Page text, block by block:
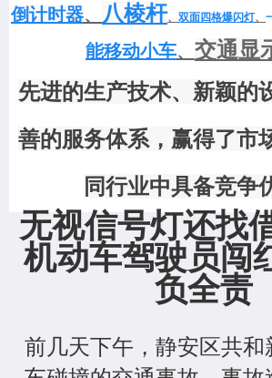
倒计时器、 八棱杆、 双面四格爆闪灯、
能移动小车、 交通显
先进的生产技术、新颖的
善的服务体系，赢得了市
同行业中具备竞争
无视信号灯还找
机动车驾驶员闯
负全责
前几天下午，静安区共